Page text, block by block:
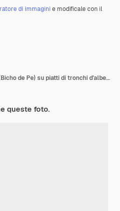
di immagini e modificale con il
Brigadeiros alla fragola (Bicho de Pe) su piatti di tronchi d'albero, cosparsi di zucchero di canna. Sullo sfondo il brigadiere della noce di cocco.
queste foto.